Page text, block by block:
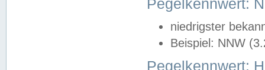
niedrigster
Beispiel: NNW
Pegelkennwert: